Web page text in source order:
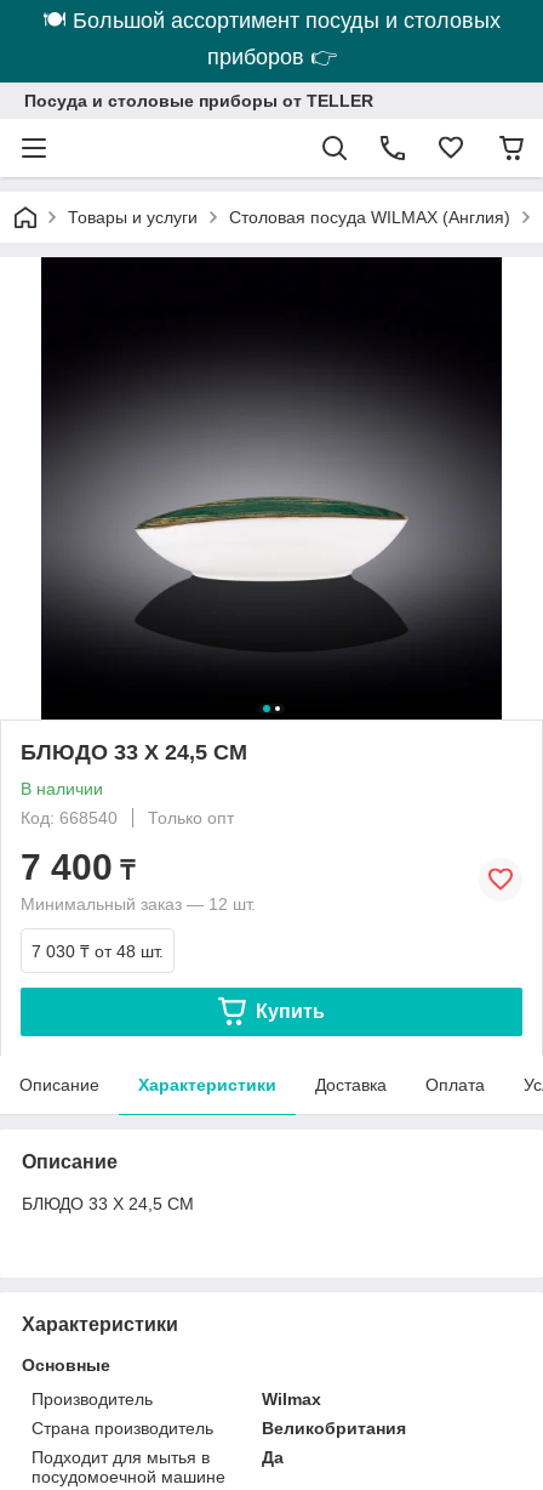
🍽 Большой ассортимент посуды и столовых
приборов 👉
Посуда и столовые приборы от TELLER
Товары и услуги Столовая посуда WILMAX (Англия)
БЛЮДО 33 Х 24,5 СМ
В наличии
Код: 668540
Только опт
7 400 ₸
Минимальный заказ — 12 шт.
7 030 ₸ от 48 шт.
Купить
Описание Характеристики Доставка Оплата
Описание
БЛЮДО 33 Х 24,5 СМ
Характеристики
Основные
Производитель
Wilmax
Страна производитель
Великобритания
Подходит для мытья в
посудомоечной машине
Да